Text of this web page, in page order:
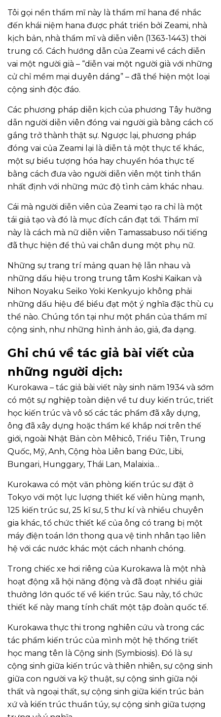
Tôi gọi nền thẩm mĩ này là thẩm mĩ hana để nhắc
đến khái niệm hana được phát triển bởi Zeami, nhà
kịch bản, nhà thẩm mĩ và diễn viên (1363-1443) thời
trung cổ. Cách hướng dẫn của Zeami về cách diễn
vai một người già – “diễn vai một người già với những
cử chỉ mềm mại duyên dáng” – đã thể hiện một loại
cộng sinh độc đáo.
Các phương pháp diễn kịch của phương Tây hưỡng
dẫn người diễn viên đóng vai người già bằng cách cố
gắng trở thành thật sự. Ngược lại, phương pháp
đóng vai của Zeami lại là diễn tả một thực tế khác,
một sự biểu tượng hóa hay chuyển hóa thực tế
bằng cách đưa vào người diễn viên một tinh thần
nhất định với những mức độ tình cảm khác nhau.
Cái mà người diễn viên của Zeami tạo ra chỉ là một
tái giả tạo và đó là mục đích cần đạt tới. Thẩm mĩ
này là cách mà nữ diễn viên Tamassabuso nổi tiếng
đã thực hiện để thủ vai chân dung một phụ nữ.
Những sự trang trí mảng quan hệ lẫn nhau và
những dấu hiệu trong trung tâm Koshi Kaikan và
Nihon Noyaku Seiko Yoki Kenkyujo không phải
những dấu hiệu để biểu đạt một ý nghĩa đặc thù cụ
thể nào. Chúng tồn tại như một phần của thẩm mĩ
cộng sinh, như những hình ảnh ảo, giả, đa dạng.
Ghi chú về tác giả bài viết của
những người dịch:
Kurokawa – tác giả bài viết này sinh năm 1934 và sớm
có một sự nghiệp toàn diện về tư duy kiến trúc, triết
học kiến trúc và vô số các tác phẩm đã xây dựng,
ông đã xây dựng hoặc thẩm kế khắp nơi trên thế
giới, ngoài Nhật Bản còn Mêhicô, Triểu Tiên, Trung
Quốc, Mỹ, Anh, Cộng hòa Liên bang Đức, Libi,
Bungari, Hunggary, Thái Lan, Malaixia…
Kurokawa có một văn phòng kiến trúc sư đặt ở
Tokyo với một lực lượng thiết kế viên hùng mạnh,
125 kiến trúc sư, 25 kĩ sư, 5 thư kí và nhiều chuyên
gia khác, tổ chức thiết kế của ông có trang bị một
máy điện toán lớn thong qua vệ tinh nhân tạo liên
hệ với các nước khác một cách nhanh chóng.
Trong chiếc xe hơi riêng của Kurokawa là một nhà
hoạt động xã hội năng động và đã đoạt nhiều giải
thưởng lớn quốc tế về kiến trúc. Sau này, tổ chức
thiết kế này mang tính chất một tập đoàn quốc tế.
Kurokawa thực thi trong nghiên cứu và trong các
tác phẩm kiến trúc của mình một hệ thống triết
học mang tên là Cộng sinh (Symbiosis). Đó là sự
cộng sinh giữa kiến trúc và thiên nhiên, sự cộng sinh
giữa con người va kỹ thuật, sự cộng sinh giữa nội
thất và ngoại thất, sự cộng sinh giữa kiến trúc bản
xứ và kiến trúc thuần túy, sự cộng sinh giữa tượng